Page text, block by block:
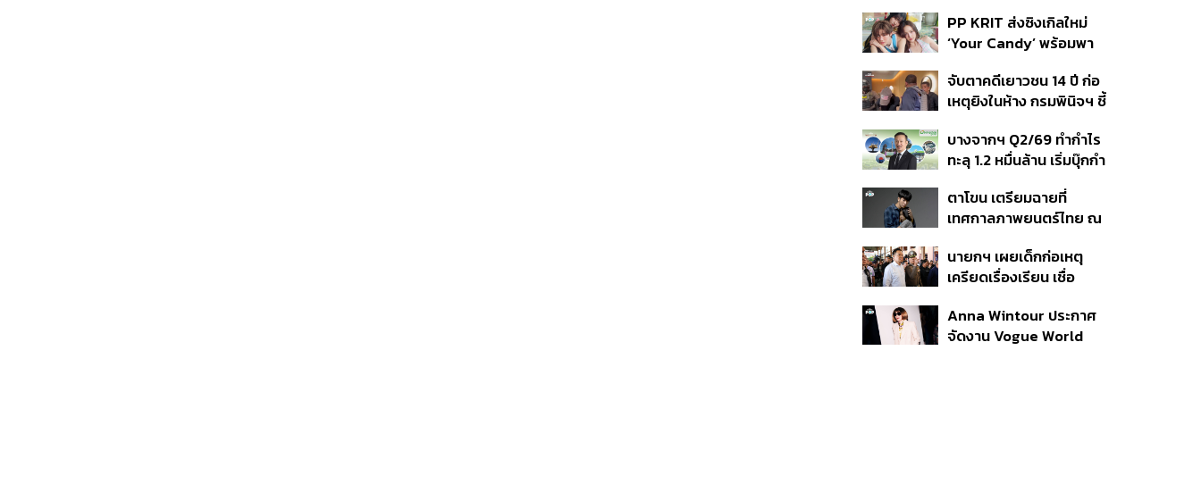
ปมค้นประวัติคดีกราดยิงที่
สหรัฐฯ
PP KRIT ส่งซิงเกิลใหม่
‘Your Candy’ พร้อมพา
สิกวิดีโอ
จับตาคดีเยาวชน 14 ปี ก่อ
เหตุยิงในห้าง กรมพินิจฯ ชี้
เนื่อง ประเมินปล่อยตัว
บางจากฯ Q2/69 ทำกำไร
ทะลุ 1.2 หมื่นล้าน เริ่มบุ๊กกำ
แรก หนุนรายได้ครึ่งปีทะลุ
3.2 แสนล้าน
ตาโขน เตรียมฉายที่
เทศกาลภาพยนตร์ไทย ณ
นายกฯ เผยเด็กก่อเหตุ
เครียดเรื่องเรียน เชื่อ
กระสุนอีกกว่า 30 นัด หาก
ไม่จบชีวิตตัวเองอาจสูญ
Anna Wintour ประกาศ
จัดงาน Vogue World